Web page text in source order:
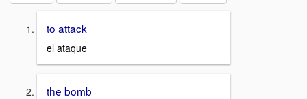
to attack
el ataque
the bomb